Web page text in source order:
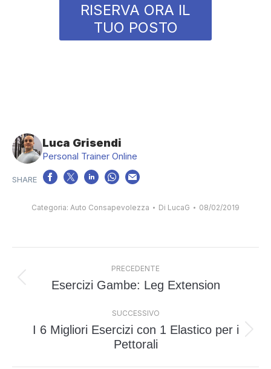
RISERVA ORA IL
TUO POSTO
Luca Grisendi
Personal Trainer Online
Categoria: Auto Consapevolezza Di LucaG 08/02/2019
tra
PRECEDENTE
Post
Esercizi Gambe: Leg Extension
SUCCESSIVO
Prossimo
I 6 Migliori Esercizi con 1 Elastico per i
Pettorali